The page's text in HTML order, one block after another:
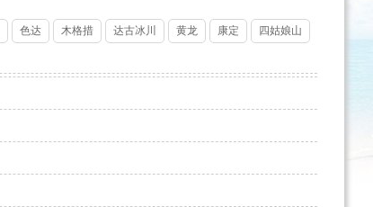
色达 木格措 达古冰川 黄龙 康定 四姑娘山